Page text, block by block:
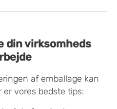
din virksomheds
af emballage kan
er vores bedste tips: